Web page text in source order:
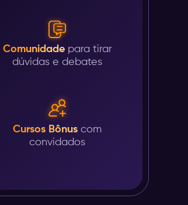
Comunidadepara tirar
dúvidas e debates
Cursos Bônuscom
convidados